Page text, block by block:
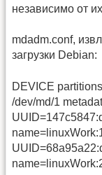
независимо от
mdadm.conf,
загрузки Debian:
DEVICE
/dev/md/1